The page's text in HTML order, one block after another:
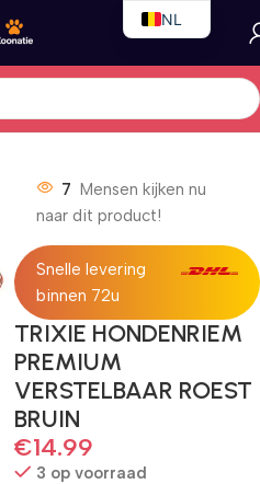
7 Mensen kijken nu
naar dit product!
Snelle levering
binnen 72u
TRIXIE HONDENRIEM
PREMIUM
VERSTELBAAR ROEST
BRUIN
€14.99
3 op voorraad
NL